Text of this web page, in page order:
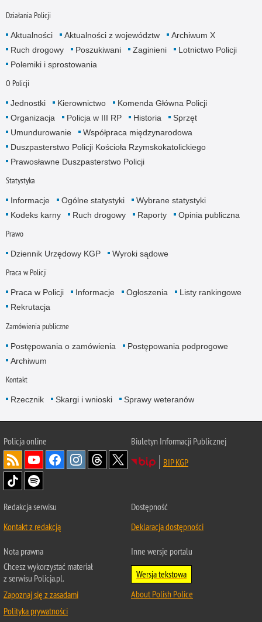
Działania Policji
Aktualności Aktualności z województw
Archiwum X
Ruch drogowy
Poszukiwani Zaginieni
Lotnictwo Policji
Polemiki i sprostowania
O Policji
Jednostki Kierownictwo
Komenda Główna Policji
Organizacja
Policja w III RP Historia
Sprzęt
Umundurowanie
Współpraca międzynarodowa
Duszpasterstwo Policji Kościoła Rzymskokatolickiego
Prawosławne Duszpasterstwo Policji
Statystyka
Informacje Ogólne statystyki
Wybrane statystyki
Kodeks karny
Ruch drogowy Raporty Opinia publiczna
Prawo
Dziennik Urzędowy KGP Wyroki sądowe
Praca w Policji
Praca w Policji Informacje Ogłoszenia
Listy rankingowe
Rekrutacja
Zamówienia publiczne
Postępowania o zamówienia
Postępowania podprogowe
Archiwum
Kontakt
Rzecznik Skargi i wnioski Sprawy weteranów
Policjaonline
Biuletyn Informacji Publicznej
BIP KGP
Redakcja serwisu
Kontakt z redakcją
Dostępność
Deklaracja dostępności
Nota prawna
Chcesz wykorzystać materiał
z serwisu Policja.pl.
Zapoznaj się z zasadami
Polityka prywatności
Inne wersje portalu
Wersja tekstowa
About Polish Police